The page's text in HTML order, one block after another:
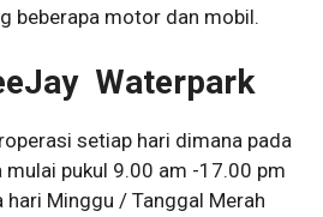
beberapa motor dan mobil.
Waterpark
setiap hari dimana pada
mulai pukul 9.00 am -17.00 pm
hari Minggu / Tanggal Merah